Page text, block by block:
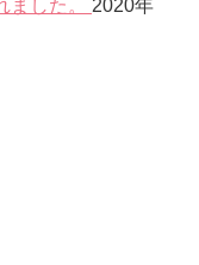
ました。 2020年